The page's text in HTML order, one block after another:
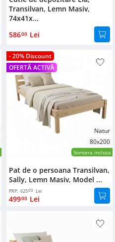
Transilvan, Lemn Masiv,
74x41x...
58600 Lei
- 20% Discount
OFERTĂ ACTIVĂ
Natur
80x200
Somiera inclusa
Pat de o persoana Transilvan,
Sally, Lemn Masiv, Model ...
PRP: 62500 Lei
49900 Lei